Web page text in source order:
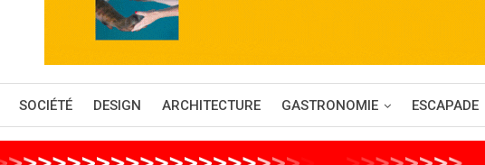
SOCIÉTÉ DESIGN ARCHITECTURE GASTRONOMIE ESCAPADE